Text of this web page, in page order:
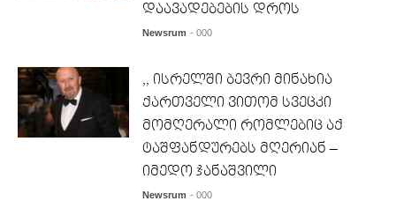
დაავადებების დროს
Newsrum - 000
,, ისრელში ბევრი მინახია
ქართველი ვითომ სვეცკი
მომღერალი რომლებიც აქ
ტაშფანდურებს მღერიან –
იმედო ჯანაშვილი
Newsrum - 000